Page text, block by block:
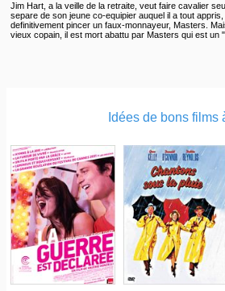
Jim Hart, a la veille de la retraite, veut faire cavalier
separe de son jeune co-equipier auquel il a tout
definitivement pincer un faux-monnayeur, Masters.
vieux copain, il est mort abattu par Masters qui est un
Idées de bons films